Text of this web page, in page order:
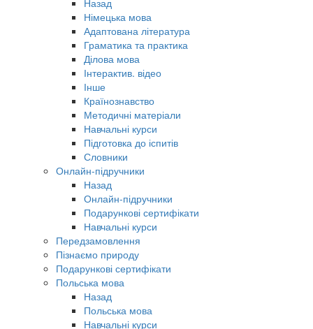
Назад
Німецька мова
Адаптована література
Граматика та практика
Ділова мова
Інтерактив. відео
Інше
Країнознавство
Методичні матеріали
Навчальні курси
Підготовка до іспитів
Словники
Онлайн-підручники
Назад
Онлайн-підручники
Подарункові сертифікати
Навчальні курси
Передзамовлення
Пізнаємо природу
Подарункові сертифікати
Польська мова
Назад
Польська мова
Навчальні курси